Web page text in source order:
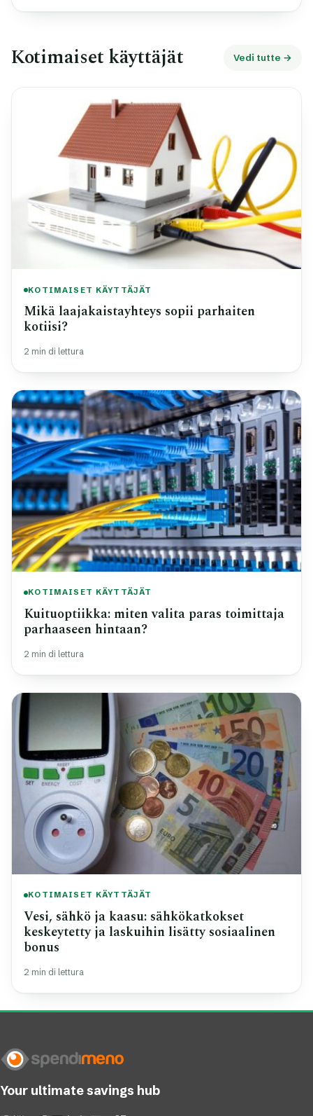
Kotimaiset käyttäjät Vedi tutte →
KOTIMAISET KÄYTTÄJÄT
Mikä laajakaistayhteys sopii parhaiten
kotiisi?
2 min di lettura
KOTIMAISET KÄYTTÄJÄT
Kuituoptiikka: miten valita paras toimittaja
parhaaseen hintaan?
2 min di lettura
KOTIMAISET KÄYTTÄJÄT
Vesi, sähkö ja kaasu: sähkökatkokset
keskeytetty ja laskuihin lisätty sosiaalinen
bonus
2 min di lettura
Your ultimate savings hub